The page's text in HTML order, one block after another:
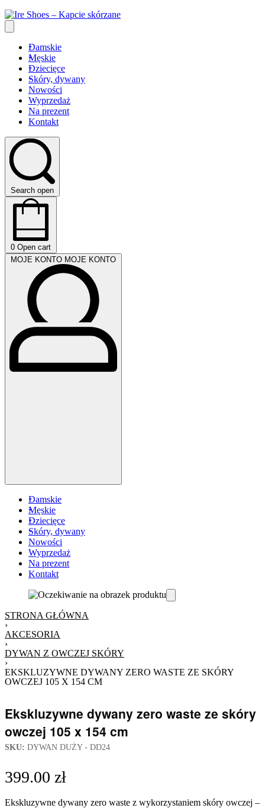
Damskie
Męskie
Dziecięce
Skóry, dywany
Nowości
Wyprzedaż
Na prezent
Kontakt
Search open
0 Open cart
MOJE KONTO MOJE KONTO
Damskie
Męskie
Dziecięce
Skóry, dywany
Nowości
Wyprzedaż
Na prezent
Kontakt
STRONA GŁÓWNA
›
AKCESORIA
›
DYWAN Z OWCZEJ SKÓRY
›
EKSKLUZYWNE DYWANY ZERO WASTE ZE SKÓRY
OWCZEJ 105 X 154 CM
Ekskluzywne dywany zero waste ze skóry
owczej 105 x 154 cm
SKU: DYWAN DUŻY - DD24
399.00 zł
Ekskluzywne dywany zero waste z wykorzystaniem skóry owczej –